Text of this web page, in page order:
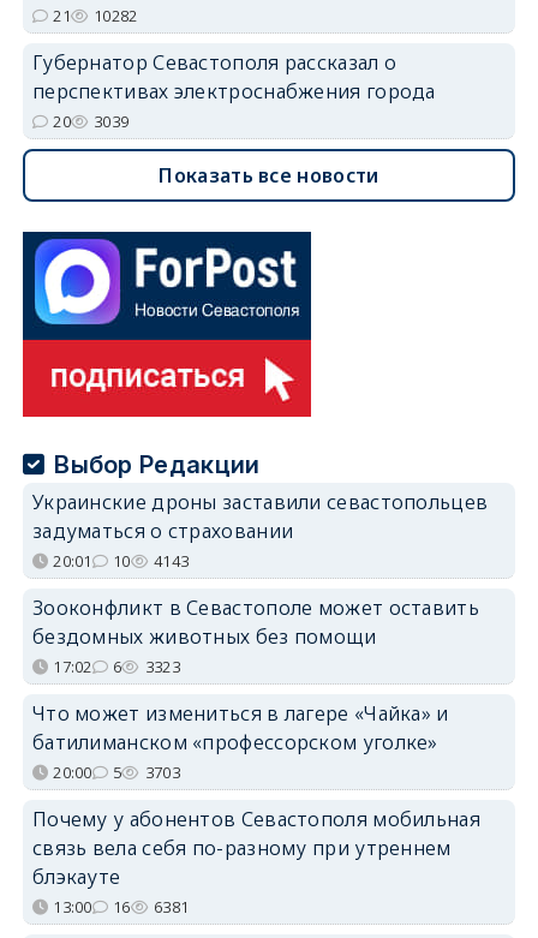
21 10282
Губернатор Севастополя рассказал о
перспективах электроснабжения города
20 3039
Показать все новости
Выбор Редакции
Украинские дроны заставили севастопольцев
задуматься о страховании
20:01 10 4143
Зооконфликт в Севастополе может оставить
бездомных животных без помощи
17:02 6 3323
Что может измениться в лагере «Чайка» и
батилиманском «профессорском уголке»
20:00 5 3703
Почему у абонентов Севастополя мобильная
связь вела себя по-разному при утреннем
блэкауте
13:00 16 6381